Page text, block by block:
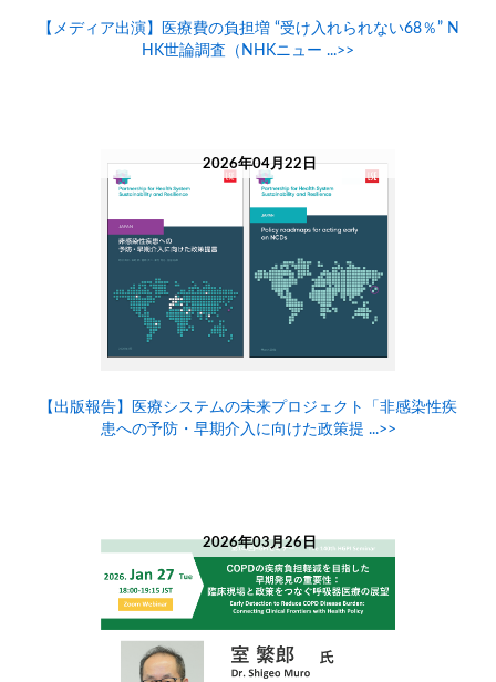
【メディア出演】医療費の負担増 “受け入れられない68％” N
HK世論調査（NHKニュー ...>>
2026年04月22日
【出版報告】医療システムの未来プロジェクト「非感染性疾
患への予防・早期介入に向けた政策提 ...>>
2026年03月26日